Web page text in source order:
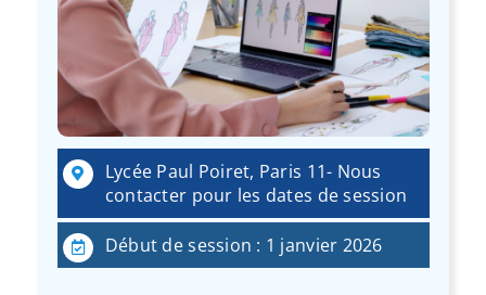
Lycée Paul Poiret, Paris 11- Nous
contacter pour les dates de session
Début de session : 1 janvier 2026